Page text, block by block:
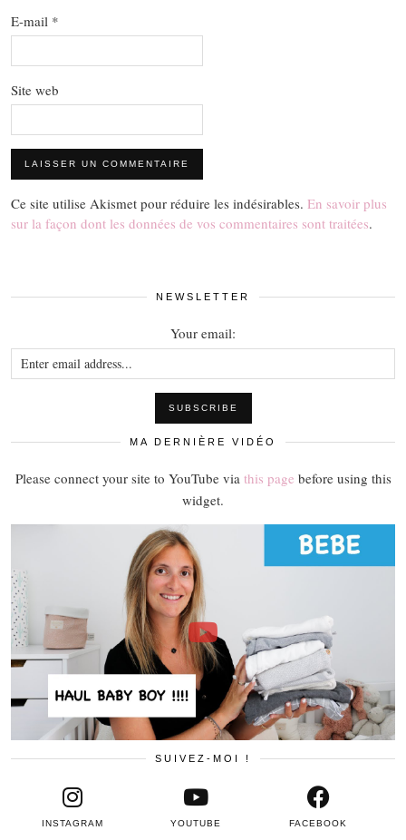
E-mail *
Site web
Ce site utilise Akismet pour réduire les indésirables. En savoir plus
sur la façon dont les données de vos commentaires sont traitées.
NEWSLETTER
Your email:
MA DERNIÈRE VIDÉO
Please connect your site to YouTube via this page before using this
widget.
SUIVEZ-MOI !
INSTAGRAM FACEBOOK
YOUTUBE